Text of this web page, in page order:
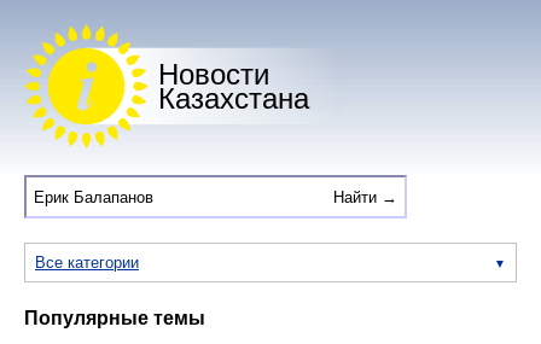
Новости
Казахстана
Все категории
Популярные темы